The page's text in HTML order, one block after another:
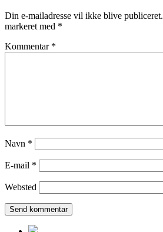
Din e-mailadresse vil ikke blive publiceret.
markeret med *
Kommentar *
Navn *
E-mail *
Websted